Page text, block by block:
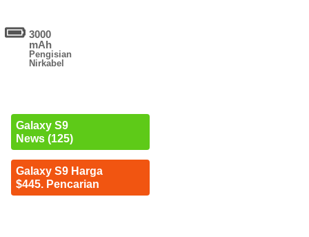
3000
mAh
Pengisian
Nirkabel
Galaxy S9
News (125)
Galaxy S9 Harga
$445. Pencarian